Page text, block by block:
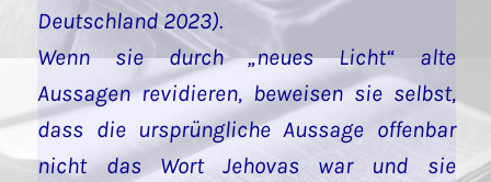
Deutschland 2023).
Wenn sie durch „neues Licht“ alte
Aussagen revidieren, beweisen sie selbst,
dass die ursprüngliche Aussage offenbar
nicht das Wort Jehovas war und sie